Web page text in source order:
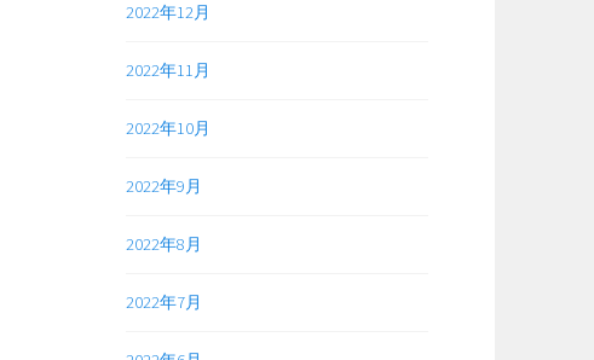
2022年12月
2022年11月
2022年10月
2022年9月
2022年8月
2022年7月